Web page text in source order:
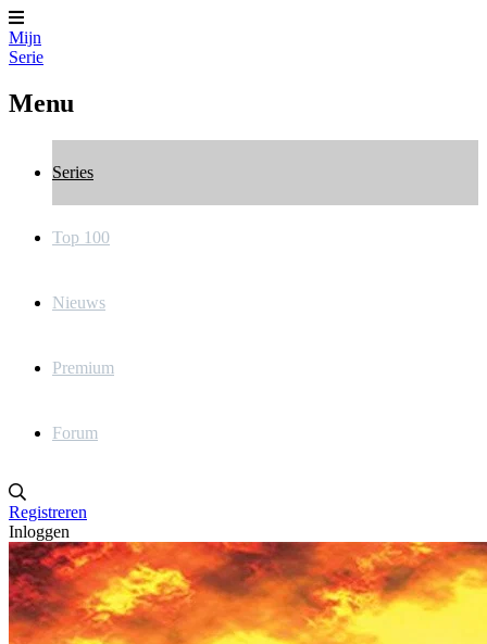
Mijn
Serie
Menu
Series
Top 100
Nieuws
Premium
Forum
Registreren
Inloggen